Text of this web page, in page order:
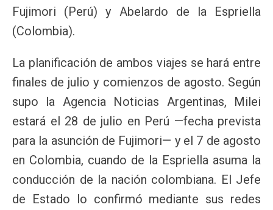
Fujimori (Perú) y Abelardo de la Espriella
(Colombia).
La planificación de ambos viajes se hará entre
finales de julio y comienzos de agosto. Según
supo la Agencia Noticias Argentinas, Milei
estará el 28 de julio en Perú —fecha prevista
para la asunción de Fujimori— y el 7 de agosto
en Colombia, cuando de la Espriella asuma la
conducción de la nación colombiana. El Jefe
de Estado lo confirmó mediante sus redes